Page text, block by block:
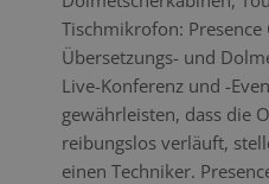
Tischmikrofon:
Übersetzungs- und
Live-Konferenz und -
gewährleisten, dass die
reibungslos verläuft,
einen Techniker.